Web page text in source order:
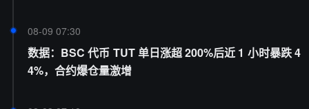
08-09 07:30
数据：BSC 代币 TUT 单日涨超 200%后近 1 小时暴跌 4
4%，合约爆仓量激增